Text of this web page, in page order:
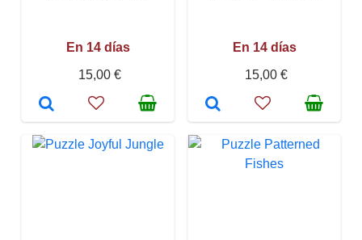
En 14 días
15,00 €
En 14 días
15,00 €